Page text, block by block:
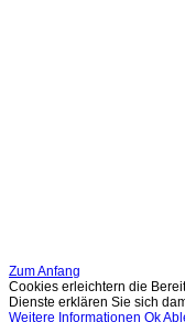
Zum Anfang
Cookies erleichtern die
Dienste erklären Sie sich
Weitere Informationen Ok